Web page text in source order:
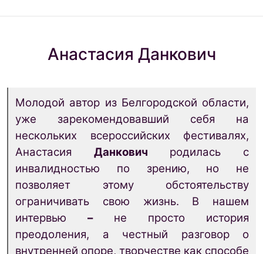
Анастасия Данкович
Молодой автор из Белгородской области,
уже зарекомендовавший себя на
нескольких всероссийских фестивалях,
Анастасия Данкович родилась с
инвалидностью по зрению, но не
позволяет этому обстоятельству
ограничивать свою жизнь. В нашем
интервью– не просто история
преодоления, а честный разговор о
внутренней опоре, творчестве как способе